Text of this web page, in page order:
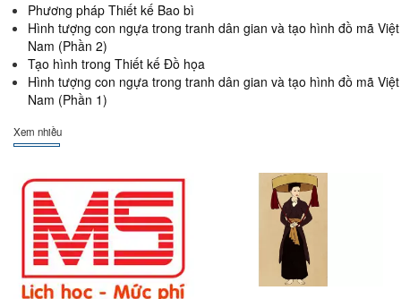
Phương pháp Thiết kế Bao bì
Hình tượng con ngựa trong tranh dân gian và tạo hình đồ mã Việt
Nam (Phần 2)
Tạo hình trong Thiết kế Đồ họa
Hình tượng con ngựa trong tranh dân gian và tạo hình đồ mã Việt
Nam (Phần 1)
Xem nhiều